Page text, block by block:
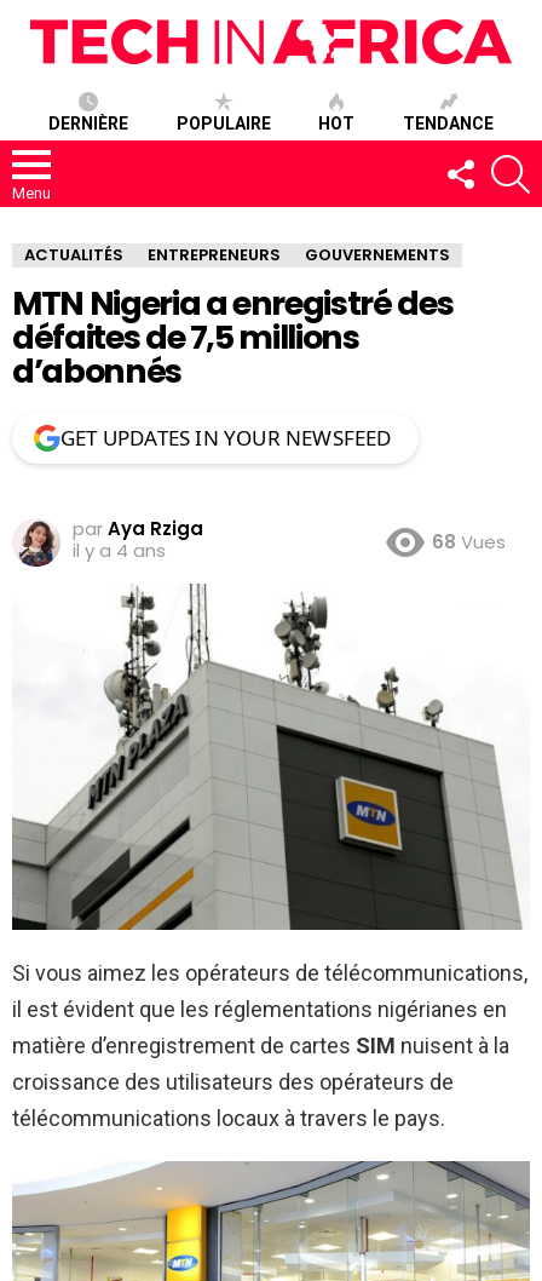
DERNIÈRE POPULAIRE HOT TENDANCE
Menu
SUIVEZ-
NOUS
ACTUALITÉS ENTREPRENEURS GOUVERNEMENTS
MTN Nigeria a enregistré des
défaites de 7,5 millions
d’abonnés
GET UPDATES IN YOUR NEWSFEED
parAya Rziga
il y a 4 ans
68 Vues
Si vous aimez les opérateurs de télécommunications,
il est évident que les réglementations nigérianes en
matière d’enregistrement de cartes SIM nuisent à la
croissance des utilisateurs des opérateurs de
télécommunications locaux à travers le pays.